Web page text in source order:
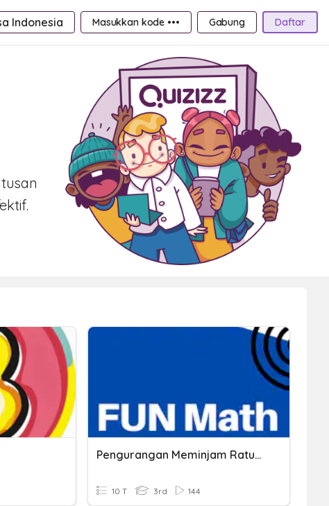
Indonesia Masukkan kode ••• Gabung Daftar
Pengurangan Meminjam Ratusan Dengan Ratusan
10 T 3rd 144